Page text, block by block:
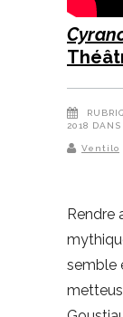
2018
Ventilo
Rendre
semble